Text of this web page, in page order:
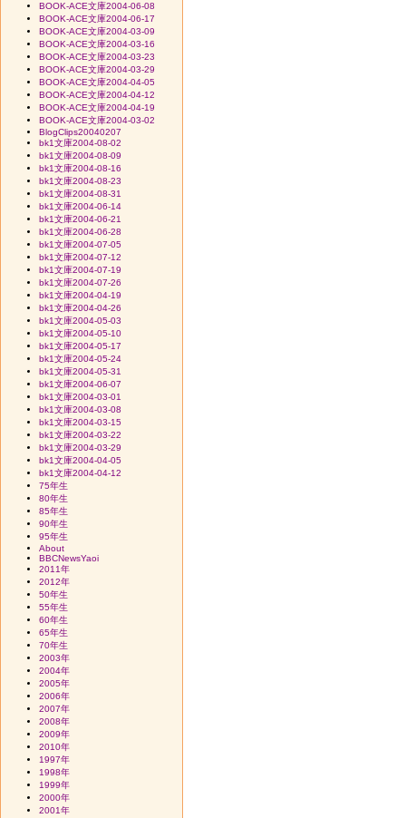
BOOK-ACE文庫2004-06-08
BOOK-ACE文庫2004-06-17
BOOK-ACE文庫2004-03-09
BOOK-ACE文庫2004-03-16
BOOK-ACE文庫2004-03-23
BOOK-ACE文庫2004-03-29
BOOK-ACE文庫2004-04-05
BOOK-ACE文庫2004-04-12
BOOK-ACE文庫2004-04-19
BOOK-ACE文庫2004-03-02
BlogClips20040207
bk1文庫2004-08-02
bk1文庫2004-08-09
bk1文庫2004-08-16
bk1文庫2004-08-23
bk1文庫2004-08-31
bk1文庫2004-06-14
bk1文庫2004-06-21
bk1文庫2004-06-28
bk1文庫2004-07-05
bk1文庫2004-07-12
bk1文庫2004-07-19
bk1文庫2004-07-26
bk1文庫2004-04-19
bk1文庫2004-04-26
bk1文庫2004-05-03
bk1文庫2004-05-10
bk1文庫2004-05-17
bk1文庫2004-05-24
bk1文庫2004-05-31
bk1文庫2004-06-07
bk1文庫2004-03-01
bk1文庫2004-03-08
bk1文庫2004-03-15
bk1文庫2004-03-22
bk1文庫2004-03-29
bk1文庫2004-04-05
bk1文庫2004-04-12
75年生
80年生
85年生
90年生
95年生
About
BBCNewsYaoi
2011年
2012年
50年生
55年生
60年生
65年生
70年生
2003年
2004年
2005年
2006年
2007年
2008年
2009年
2010年
1997年
1998年
1999年
2000年
2001年